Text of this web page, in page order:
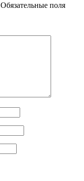
Обязательные поля